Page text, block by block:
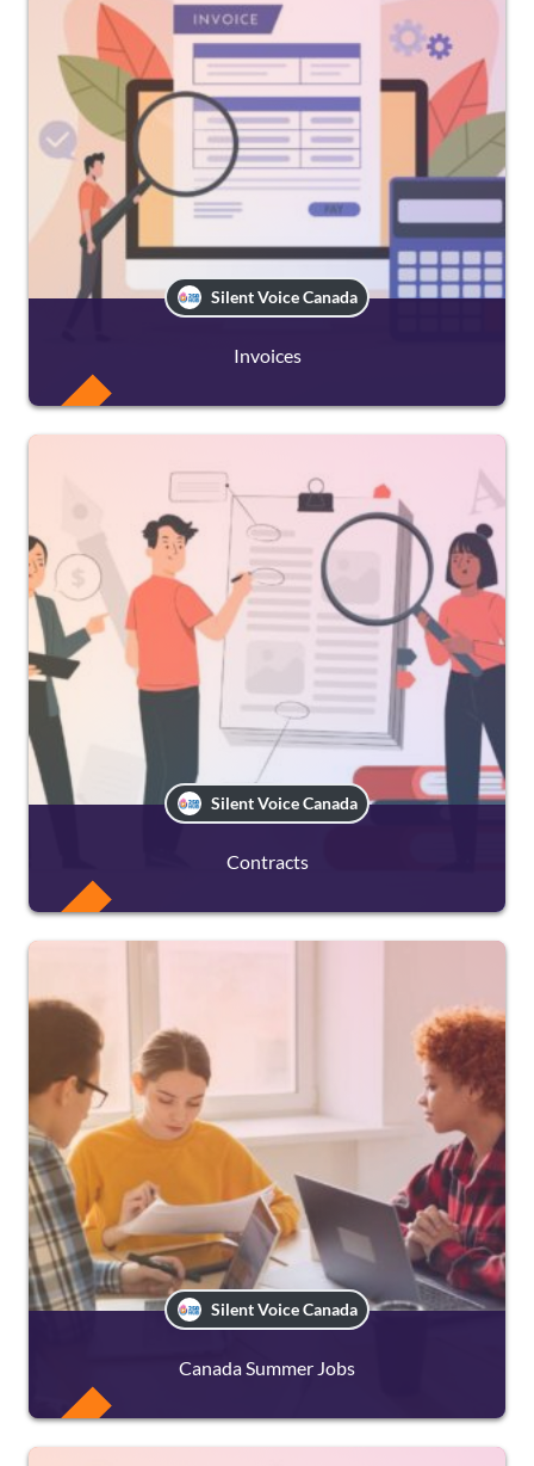
Silent Voice Canada
Invoices
FREE
Silent Voice Canada
Contracts
FREE
Silent Voice Canada
Canada Summer Jobs
FREE